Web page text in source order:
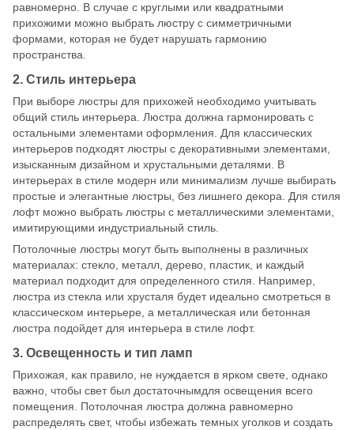
равномерно. В случае с круглыми или квадратными
прихожими можно выбрать люстру с симметричными
формами, которая не будет нарушать гармонию
пространства.
2. Стиль интерьера
При выборе люстры для прихожей необходимо учитывать
общий стиль интерьера. Люстра должна гармонировать с
остальными элементами оформления. Для классических
интерьеров подходят люстры с декоративными элементами,
изысканным дизайном и хрустальными деталями. В
интерьерах в стиле модерн или минимализм лучше выбирать
простые и элегантные люстры, без лишнего декора. Для стиля
лофт можно выбрать люстры с металлическими элементами,
имитирующими индустриальный стиль.
Потолочные люстры могут быть выполнены в различных
материалах: стекло, металл, дерево, пластик, и каждый
материал подходит для определенного стиля. Например,
люстра из стекла или хрусталя будет идеально смотреться в
классическом интерьере, а металлическая или бетонная
люстра подойдет для интерьера в стиле лофт.
3. Освещенность и тип ламп
Прихожая, как правило, не нуждается в ярком свете, однако
важно, чтобы свет был достаточнымдля освещения всего
помещения. Потолочная люстра должна равномерно
распределять свет, чтобы избежать темных уголков и создать